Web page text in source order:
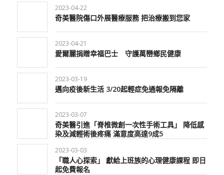
2023-04-22
奇美醫院傷口外展醫療服務 把治療搬到您家
2023-04-21
愛爾麗捐贈幸福巴士 守護萬巒鄉民健康
2023-03-19
邁向疫後新生活 3/20起輕症免通報免隔離
2023-03-07
奇美醫引進「脊椎微創一次性手術工具」 降低感
染及減輕術後疼痛 滿意度高達9成5
2023-03-03
「職人心探索」 獻給上班族的心理健康課程 即日
起免費報名